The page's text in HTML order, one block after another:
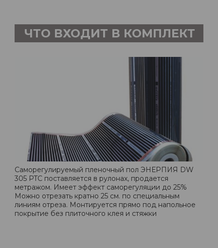
ЧТО ВХОДИТ В КОМПЛЕКТ
Саморегулируемый пленочный пол ЭНЕРПИЯ DW
305 PTC поставляется в рулонах, продается
метражом. Имеет эффект саморегуляции до 25%
Можно отрезать кратно 25 см. по специальным
линиям отреза. Монтируется прямо под напольное
покрытие без плиточного клея и стяжки